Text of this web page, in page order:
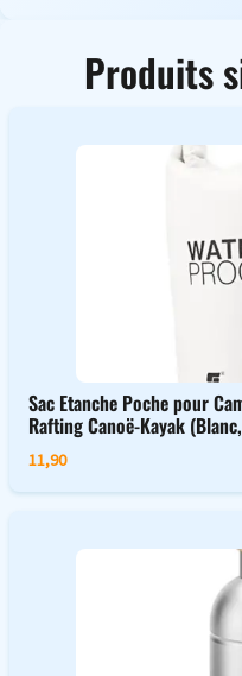
Produits
Sac Etanche Poche pour
Rafting Canoë-Kayak
11,90